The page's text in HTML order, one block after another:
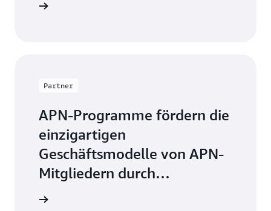
Partner
APN-Programme fördern die
einzigartigen
Geschäftsmodelle von APN-
Mitgliedern durch
Bereitstellung bevorzugter